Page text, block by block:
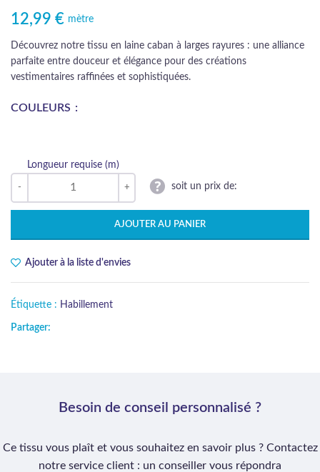
12,99 € mètre
Découvrez notre tissu en laine caban à larges rayures : une alliance
parfaite entre douceur et élégance pour des créations
vestimentaires raffinées et sophistiquées.
COULEURS
Longueur requise (m)
soit un prix de:
AJOUTER AU PANIER
Ajouter à la liste d'envies
Étiquette : Habillement
Partager:
Besoin de conseil personnalisé ?
Ce tissu vous plaît et vous souhaitez en savoir plus ? Contactez
notre service client : un conseiller vous répondra